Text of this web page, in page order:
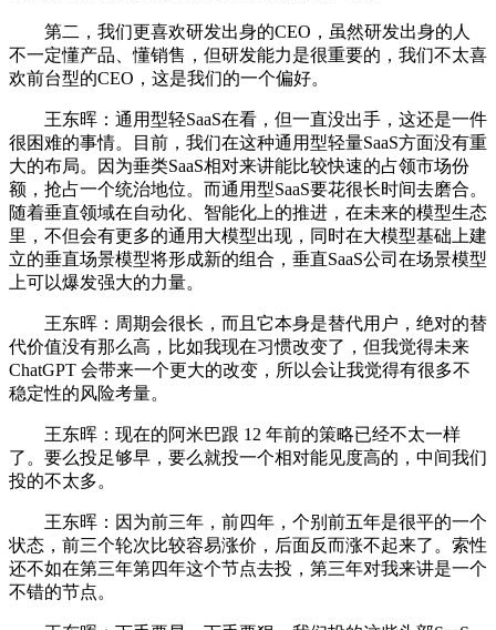
第二，我们更喜欢研发出身的CEO，虽然研发出身的人
不一定懂产品、懂销售，但研发能力是很重要的，我们不太喜
欢前台型的CEO，这是我们的一个偏好。
王东晖：通用型轻SaaS在看，但一直没出手，这还是一件
很困难的事情。目前，我们在这种通用型轻量SaaS方面没有重
大的布局。因为垂类SaaS相对来讲能比较快速的占领市场份
额，抢占一个统治地位。而通用型SaaS要花很长时间去磨合。
随着垂直领域在自动化、智能化上的推进，在未来的模型生态
里，不但会有更多的通用大模型出现，同时在大模型基础上建
立的垂直场景模型将形成新的组合，垂直SaaS公司在场景模型
上可以爆发强大的力量。
王东晖：周期会很长，而且它本身是替代用户，绝对的替
代价值没有那么高，比如我现在习惯改变了，但我觉得未来
ChatGPT 会带来一个更大的改变，所以会让我觉得有很多不
稳定性的风险考量。
王东晖：现在的阿米巴跟 12 年前的策略已经不太一样
了。要么投足够早，要么就投一个相对能见度高的，中间我们
投的不太多。
王东晖：因为前三年，前四年，个别前五年是很平的一个
状态，前三个轮次比较容易涨价，后面反而涨不起来了。索性
还不如在第三年第四年这个节点去投，第三年对我来讲是一个
不错的节点。